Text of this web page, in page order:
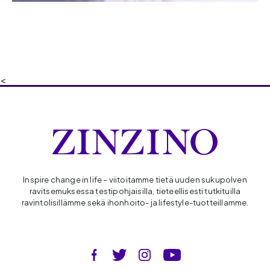
<
Inspire change in life – viitoitamme tietä uuden sukupolven
ravitsemuksessa testipohjaisilla, tieteellisesti tutkituilla
ravintolisillämme sekä ihonhoito- ja lifestyle-tuotteillamme.